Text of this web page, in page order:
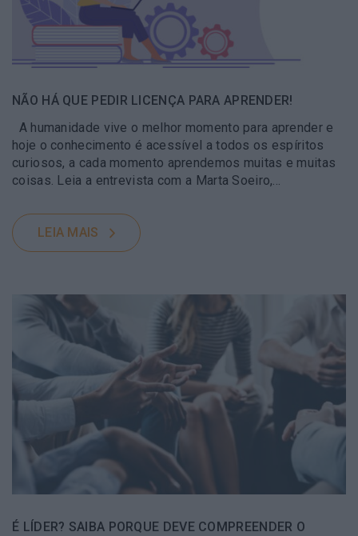
NÃO HÁ QUE PEDIR LICENÇA PARA APRENDER!
A humanidade vive o melhor momento para aprender e
hoje o conhecimento é acessível a todos os espíritos
curiosos, a cada momento aprendemos muitas e muitas
coisas. Leia a entrevista com a Marta Soeiro,…
LEIA MAIS
É LÍDER? SAIBA PORQUE DEVE COMPREENDER O